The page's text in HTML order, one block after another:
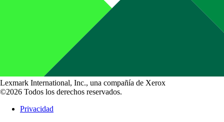
Lexmark International, Inc., una compañía de Xerox
©2026 Todos los derechos reservados.
Privacidad